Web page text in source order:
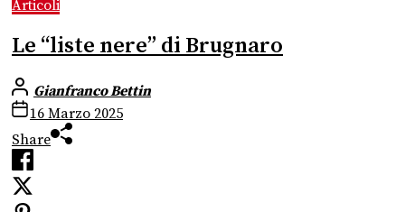
Articoli
Le “liste nere” di Brugnaro
Gianfranco Bettin
16 Marzo 2025
Share